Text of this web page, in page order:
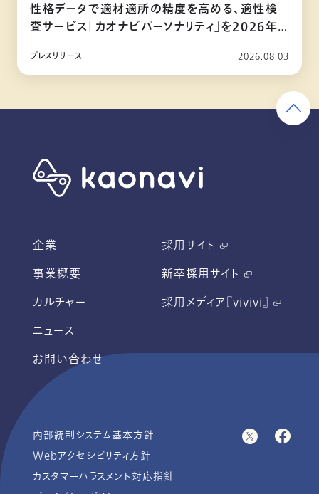
性格データで適材適所の精度を高める、適性検
査サービス「カオナビパーソナリティ」を2026年
プレスリリース 2026.08.03
企業
事業概要
カルチャー
ニュース
お問い合わせ
採用サイト
新卒採用サイト
採用メディア『vivivi』
内部統制システム基本方針
Webアクセシビリティ方針
カスタマーハラスメント対応指針